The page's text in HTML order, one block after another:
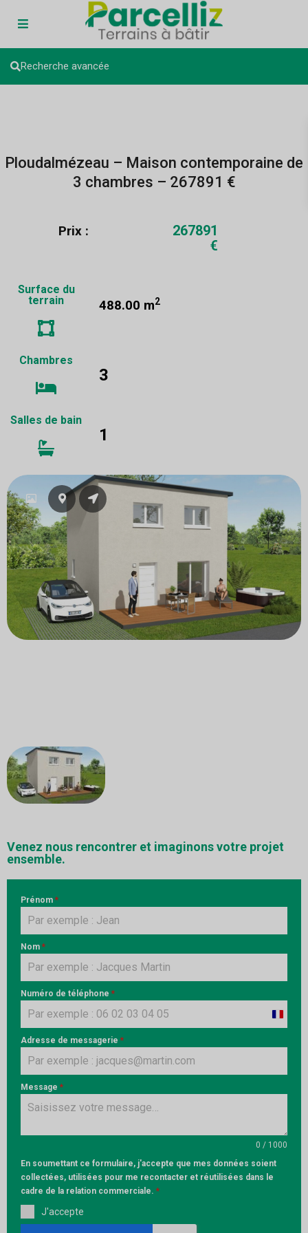
Recherche avancée
Ploudalmézeau – Maison contemporaine de
3 chambres – 267891 €
Prix :
267891
€
Surface du
terrain
488.00 m2
Chambres
3
Salles de bain
1
Venez nous rencontrer et imaginons votre projet
ensemble.
Prénom *
Nom *
Numéro de téléphone *
France
Adresse de messagerie *
Message *
0 / 1000
En soumettant ce formulaire, j'accepte que mes données soient
collectées, utilisées pour me recontacter et réutilisées dans le
cadre de la relation commerciale. *
J'accepte